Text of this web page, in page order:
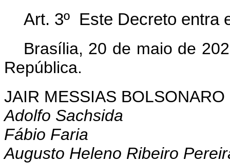
Art. 3º Este Decreto entra
Brasília, 20 de maio de
República.
JAIR MESSIAS BOLSONARO
Adolfo Sachsida
Fábio Faria
Augusto Heleno Ribeiro